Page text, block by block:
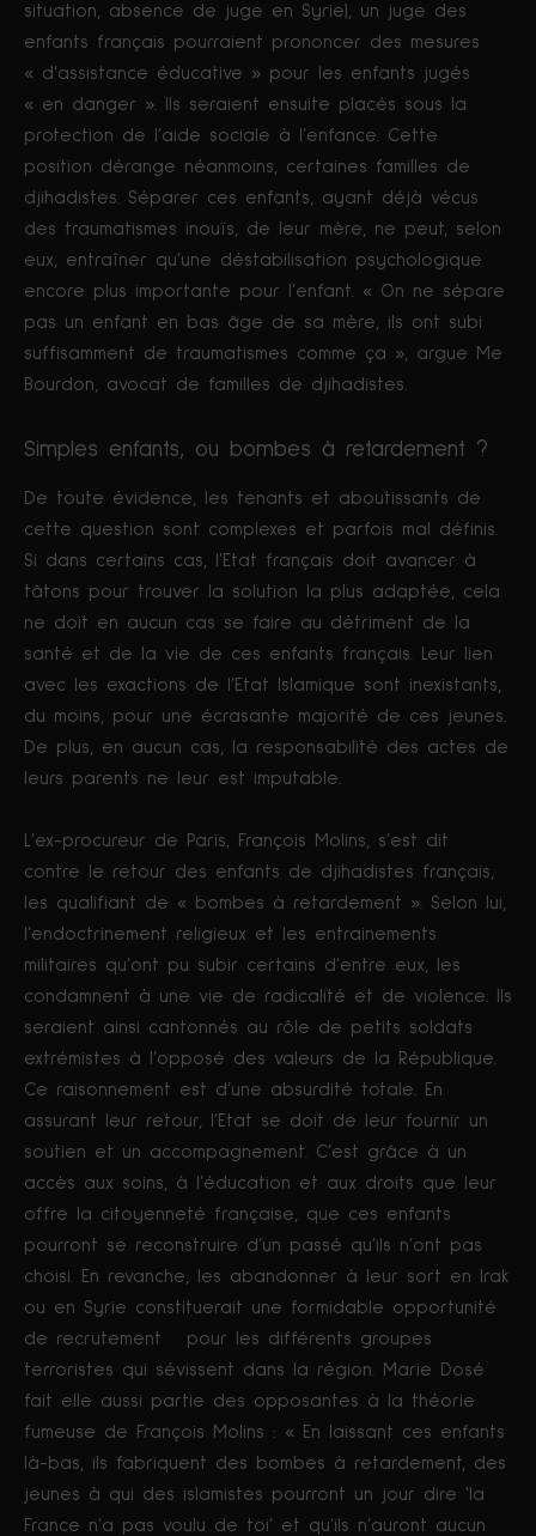
situation, absence de juge en Syrie), un juge des
enfants français pourraient prononcer des mesures
« d’assistance éducative » pour les enfants jugés
« en danger ». Ils seraient ensuite placés sous la
protection de l’aide sociale à l’enfance. Cette
position dérange néanmoins, certaines familles de
djihadistes. Séparer ces enfants, ayant déjà vécus
des traumatismes inouïs, de leur mère, ne peut, selon
eux, entraîner qu’une déstabilisation psychologique
encore plus importante pour l’enfant. « On ne sépare
pas un enfant en bas âge de sa mère, ils ont subi
suffisamment de traumatismes comme ça », argue Me
Bourdon, avocat de familles de djihadistes.
Simples enfants, ou bombes à retardement ?
De toute évidence, les tenants et aboutissants de
cette question sont complexes et parfois mal définis.
Si dans certains cas, l’Etat français doit avancer à
tâtons pour trouver la solution la plus adaptée, cela
ne doit en aucun cas se faire au détriment de la
santé et de la vie de ces enfants français. Leur lien
avec les exactions de l’Etat Islamique sont inexistants,
du moins, pour une écrasante majorité de ces jeunes.
De plus, en aucun cas, la responsabilité des actes de
leurs parents ne leur est imputable.
L’ex-procureur de Paris, François Molins, s’est dit
contre le retour des enfants de djihadistes français,
les qualifiant de « bombes à retardement ». Selon lui,
l’endoctrinement religieux et les entrainements
militaires qu’ont pu subir certains d’entre eux, les
condamnent à une vie de radicalité et de violence. Ils
seraient ainsi cantonnés au rôle de petits soldats
extrémistes à l’opposé des valeurs de la République.
Ce raisonnement est d’une absurdité totale. En
assurant leur retour, l’Etat se doit de leur fournir un
soutien et un accompagnement. C’est grâce à un
accès aux soins, à l’éducation et aux droits que leur
offre la citoyenneté française, que ces enfants
pourront se reconstruire d’un passé qu’ils n’ont pas
choisi. En revanche, les abandonner à leur sort en Irak
ou en Syrie constituerait une formidable opportunité
de recrutement pour les différents groupes
terroristes qui sévissent dans la région. Marie Dosé
fait elle aussi partie des opposantes à la théorie
fumeuse de François Molins : « En laissant ces enfants
là-bas, ils fabriquent des bombes à retardement, des
jeunes à qui des islamistes pourront un jour dire ‘la
France n’a pas voulu de toi’ et qu’ils n’auront aucun